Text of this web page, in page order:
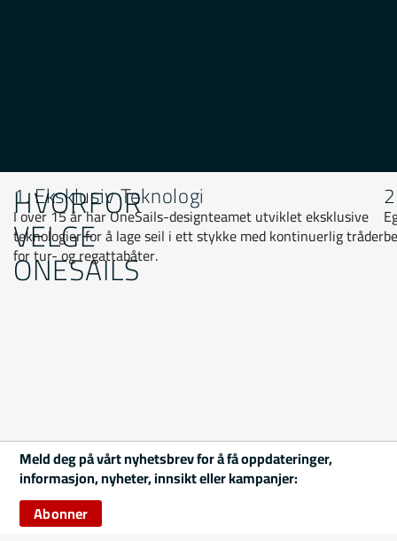
HVORFOR
VELGE
ONESAILS
1. Eksklusiv Teknologi
I over 15 år har OneSails-designteamet utviklet eksklusive
teknologier for å lage seil i ett stykke med kontinuerlig tråder
for tur- og regattabåter.
Meld deg på vårt nyhetsbrev for å få oppdateringer,
informasjon, nyheter, innsikt eller kampanjer:
Abonner